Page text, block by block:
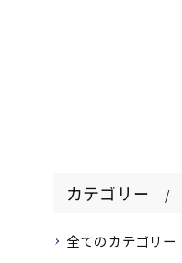
カテゴリー
全てのカテゴリー